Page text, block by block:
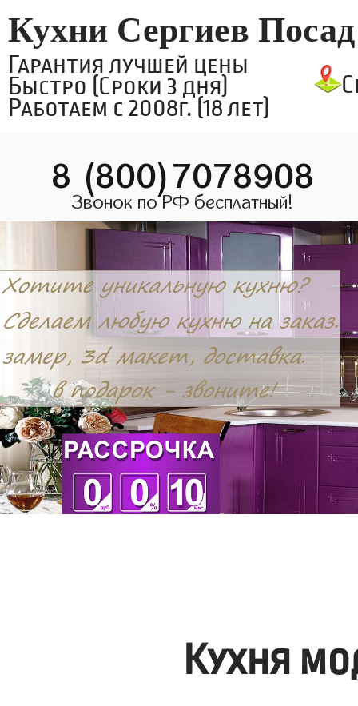
Кухни Сергиев Посад
Гарантия лучшей цены
Быстро (Сроки 3 дня)
Работаем с 2008г. (18 лет)
8 (800)7078908
Звонок по РФ бесплатный!
Кухня